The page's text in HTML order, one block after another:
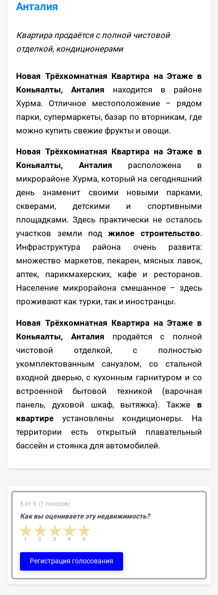
Анталия
Квартира продаётся с полной чистовой
отделкой, кондиционерами
Новая Трёхкомнатная Квартира на Этаже в
Коньяалты, Анталия находится в районе
Хурма. Отличное местоположение – рядом
парки, супермаркеты, базар по вторникам, где
можно купить свежие фрукты и овощи.
Новая Трёхкомнатная Квартира на Этаже в
Коньяалты, Анталия расположена в
микрорайоне Хурма, который на сегодняшний
день знаменит своими новыми парками,
скверами, детскими и спортивными
площадками. Здесь практически не осталось
участков земли поджилое строительство.
Инфраструктура района очень развита:
множество маркетов, пекарен, мясных лавок,
аптек, парикмахерских, кафе и ресторанов.
Население микрорайона смешанное – здесь
проживают как турки, так и иностранцы.
Новая Трёхкомнатная Квартира на Этаже в
Коньяалты, Анталия продаётся с полной
чистовой отделкой, с полностью
укомплектованным санузлом, со стальной
входной дверью, с кухонным гарнитуром и со
встроенной бытовой техникой (варочная
панель, духовой шкаф, вытяжка). Также в
квартире установлены кондиционеры. На
территории есть открытый плавательный
бассейн и стоянка для автомобилей.
5 от 5 (1 голосов)
Как вы оцениваете эту недвижимость?
4 stars
3 stars
2 stars
1 star 5
4
3
2
1
Регистрация голосования